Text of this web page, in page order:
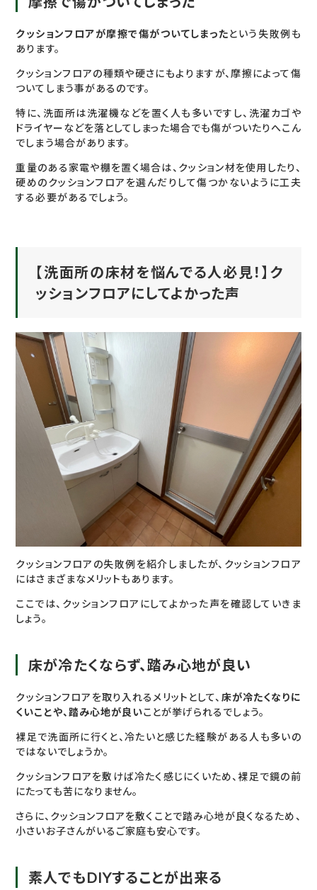
クッションフロアが摩擦で傷がついてしまったという失敗例も
あります。
クッションフロアの種類や硬さにもよりますが、摩擦によって傷
ついてしまう事があるのです。
特に、洗面所は洗濯機などを置く人も多いですし、洗濯カゴや
ドライヤーなどを落としてしまった場合でも傷がついたりへこん
でしまう場合があります。
重量のある家電や棚を置く場合は、クッション材を使用したり、
硬めのクッションフロアを選んだりして傷つかないように工夫
する必要があるでしょう。
【洗面所の床材を悩んでる人必見！】ク
ッションフロアにしてよかった声
クッションフロアの失敗例を紹介しましたが、クッションフロア
にはさまざまなメリットもあります。
ここでは、クッションフロアにしてよかった声を確認していきま
しょう。
床が冷たくならず、踏み心地が良い
クッションフロアを取り入れるメリットとして、 床が冷たくなりに
くいことや、踏み心地が良いことが挙げられるでしょう。
裸足で洗面所に行くと、冷たいと感じた経験がある人も多いの
ではないでしょうか。
クッションフロアを敷けば冷たく感じにくいため、裸足で鏡の前
にたっても苦になりません。
さらに、クッションフロアを敷くことで踏み心地が良くなるため、
小さいお子さんがいるご家庭も安心です。
素人でもDIYすることが出来る